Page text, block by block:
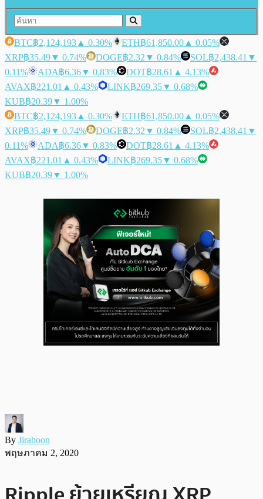
BTC฿2,124,193 ▲ 0.30% ETH฿61,850.00 ▲ 0.05%
XRP฿35.49▼ 0.74% DOGE฿2.32 ▼ 0.84% SOL฿2,438.41 ▼
0.11%
ADA฿6.36▼ 0.83% DOT฿28.61 ▲ 4.13%
AVAX฿221.01 ▲ 0.43% LINK฿269.35▼ 0.68%
KUB฿20.39▼ 1.00%
BTC฿2,124,193 ▲ 0.30% ETH฿61,850.00 ▲ 0.05%
XRP฿35.49▼ 0.74% DOGE฿2.32 ▼ 0.84% SOL฿2,438.41 ▼
0.11%
ADA฿6.36▼ 0.83% DOT฿28.61 ▲ 4.13%
AVAX฿221.01 ▲ 0.43% LINK฿269.35▼ 0.68%
KUB฿20.39▼ 1.00%
By Jiraboon
พฤษภาคม 2, 2020